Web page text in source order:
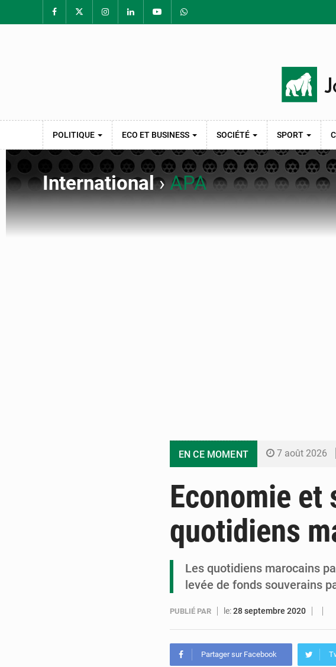
POLITIQUE ECO ET BUSINESS SOCIÉTÉ SPORT
International›APA
EN CE MOMENT 7 août 2026
7 août 2026
7 août 2026
Economie et
quotidiens
Les quotidiens marocains
levée de fonds souverains
PUBLIÉ PAR le:28 septembre 2020
Partager sur Facebook